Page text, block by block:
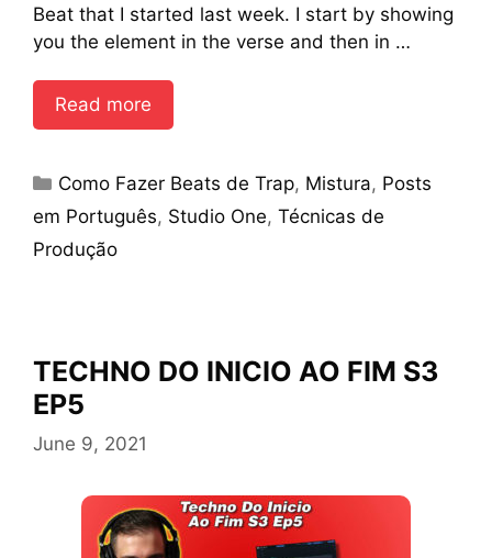
Beat that I started last week. I start by showing
you the element in the verse and then in …
Read more
Categories
Como Fazer Beats de Trap, Mistura, Posts
em Português, Studio One, Técnicas de
Produção
TECHNO DO INICIO AO FIM S3
EP5
June 9, 2021